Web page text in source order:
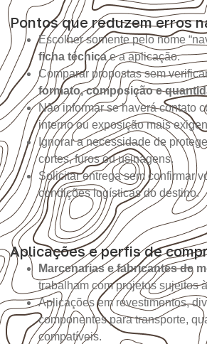
Pontos que reduzem erros
Escolher somente pelo nome
ficha técnicae a aplicação.
Comparar propostas sem
formato, composição e
Não informar se haverá contato
interno ou exposição mais
Ignorar a necessidade de
cortes, furos ou usinagens.
Solicitar entrega sem confirmar
condições logísticas do destino.
Aplicações e perfis de
Marcenarias e fabricantes de
trabalham com projetos sujeitos
Aplicações em revestimentos,
componentes para transporte,
compatíveis.